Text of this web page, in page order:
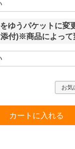
ゆうパケットに変
付)※商品によって
お気
カートに入れる